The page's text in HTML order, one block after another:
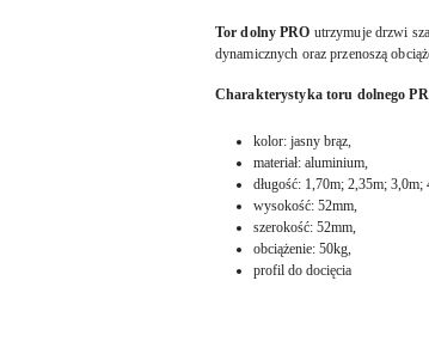
Tor dolny PRO utrzymuje drzwi
dynamicznych oraz przenoszą
Charakterystyka toru dolnego
kolor: jasny brąz,
materiał: aluminium,
długość: 1,70m; 2,35m; 3,0m;
wysokość: 52mm,
szerokość: 52mm,
obciążenie: 50kg,
profil do docięcia